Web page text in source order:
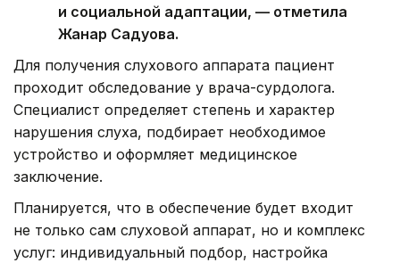
и социальной адаптации, — отметила
Жанар Садуова.
Для получения слухового аппарата пациент
проходит обследование у врача-сурдолога.
Специалист определяет степень и характер
нарушения слуха, подбирает необходимое
устройство и оформляет медицинское
заключение.
Планируется, что в обеспечение будет входит
не только сам слуховой аппарат, но и комплекс
услуг: индивидуальный подбор, настройка